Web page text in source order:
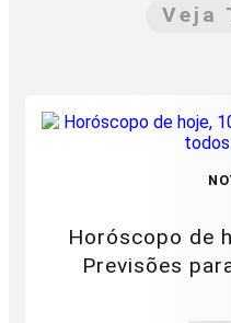
Veja
Horóscopo de
Previsões